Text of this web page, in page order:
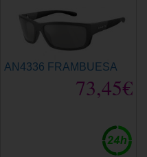
AN4336 FRAMBUESA
73,45€